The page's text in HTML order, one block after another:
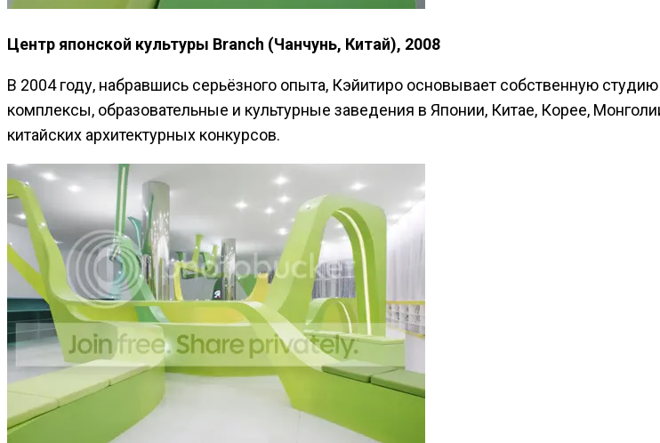
Центр японской культуры Branch (Чанчунь, Китай), 2008
В 2004 году, набравшись серьёзного опыта, Кэйитиро основывает собственную студию
комплексы, образовательные и культурные заведения в Японии, Китае, Корее,
китайских архитектурных конкурсов.